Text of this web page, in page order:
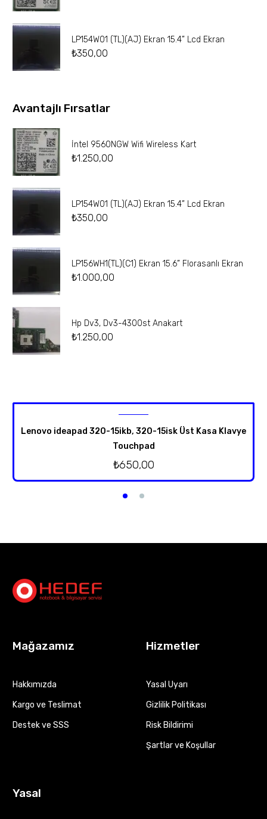
LP154W01 (TL)(AJ) Ekran 15.4” Lcd Ekran
₺350,00
Avantajlı Fırsatlar
İntel 9560NGW Wifi Wireless Kart
₺1.250,00
LP154W01 (TL)(AJ) Ekran 15.4” Lcd Ekran
₺350,00
LP156WH1(TL)(C1) Ekran 15.6” Florasanlı Ekran
₺1.000,00
Hp Dv3, Dv3-4300st Anakart
₺1.250,00
Lenovo ideapad 320-15ikb, 320-15isk Üst Kasa Klavye
Touchpad
₺650,00
Mağazamız
Hakkımızda
Kargo ve Teslimat
Destek ve SSS
Hizmetler
Yasal Uyarı
Gizlilik Politikası
Risk Bildirimi
Şartlar ve Koşullar
Yasal